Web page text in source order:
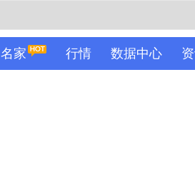
名家 行情 数据中心